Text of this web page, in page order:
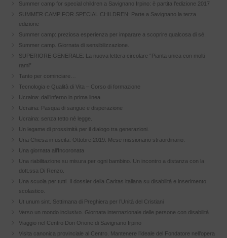
Summer camp for special children a Savignano Irpino: è partita l’edizione 2017
SUMMER CAMP FOR SPECIAL CHILDREN: Parte a Savignano la terza
edizione
Summer camp: preziosa esperienza per imparare a scoprire qualcosa di sé.
Summer camp. Giornata di sensibilizzazione.
SUPERIORE GENERALE: La nuova lettera circolare “Pianta unica con molti
rami”
Tanto per cominciare…
Tecnologia e Qualità di Vita – Corso di formazione
Ucraina: dall’inferno in prima linea
Ucraina: Pasqua di sangue e disperazione
Ucraina: senza tetto né legge.
Un legame di prossimità per il dialogo tra generazioni.
Una Chiesa in uscita. Ottobre 2019: Mese missionario straordinario.
Una giornata all’Incoronata
Una riabilitazione su misura per ogni bambino. Un incontro a distanza con la
dott.ssa Di Renzo.
Una scuola per tutti. Il dossier della Caritas italiana su disabilità e inserimento
scolastico.
Ut unum sint. Settimana di Preghiera per l’Unità del Cristiani
Verso un mondo inclusivo. Giornata internazionale delle persone con disabilità
Viaggio nel Centro Don Orione di Savignano Irpino
Visita canonica provinciale al Centro. Mantenere l’ideale del Fondatore nell’opera